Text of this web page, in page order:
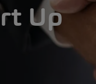
Up